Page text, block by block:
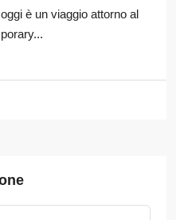
è un viaggio attorno al